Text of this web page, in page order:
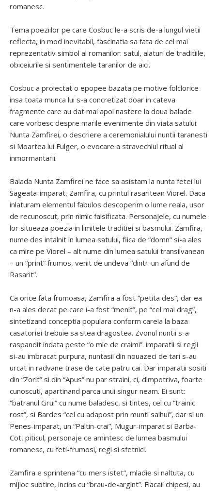
romanesc.
Tema poeziilor pe care Cosbuc le-a scris de-a lungul vietii
reflecta, in mod inevitabil, fascinatia sa fata de cel mai
reprezentativ simbol al romanilor: satul, alaturi de traditiile,
obiceiurile si sentimentele taranilor de aici.
Cosbuc a proiectat o epopee bazata pe motive folclorice
insa toata munca lui s-a concretizat doar in cateva
fragmente care au dat mai apoi nastere la doua balade
care vorbesc despre marile evenimente din viata satului:
Nunta Zamfirei, o descriere a ceremonialului nuntii taranesti
si Moartea lui Fulger, o evocare a stravechiul ritual al
inmormantarii.
Balada Nunta Zamfirei ne face sa asistam la nunta fetei lui
Sageata-imparat, Zamfira, cu printul rasaritean Viorel. Daca
inlaturam elementul fabulos descoperim o lume reala, usor
de recunoscut, prin nimic falsificata. Personajele, cu numele
lor situeaza poezia in limitele traditiei si basmului. Zamfira,
nume des intalnit in lumea satului, fiica de “domn” si-a ales
ca mire pe Viorel – alt nume din lumea satului transilvanean
– un “print” frumos, venit de undeva “dintr-un afund de
Rasarit”.
Ca orice fata frumoasa, Zamfira a fost “petita des”, dar ea
n-a ales decat pe care i-a fost “menit”, pe “cel mai drag”,
sintetizand conceptia populara conform careia la baza
casatoriei trebuie sa stea dragostea. Zvonul nuntii s-a
raspandit indata peste “o mie de craimi”. imparatii si regii
si-au imbracat purpura, nuntasii din nouazeci de tari s-au
urcat in radvane trase de cate patru cai. Dar imparatii sositi
din “Zorit” si din “Apus” nu par straini, ci, dimpotriva, foarte
cunoscuti, apartinand parca unui singur neam. Ei sunt:
“batranul Grui” cu nume baladesc, si tintes, cel cu “trainic
rost”, si Bardes “cel cu adapost prin munti salhui”, dar si un
Penes-imparat, un “Paltin-crai”, Mugur-imparat si Barba-
Cot, piticul, personaje ce amintesc de lumea basmului
romanesc, cu feti-frumosi, regi si sfetnici.
Zamfira e sprintena “cu mers istet”, mladie si naltuta, cu
mijloc subtire, incins cu “brau-de-argint”. Flacaii chipesi, au